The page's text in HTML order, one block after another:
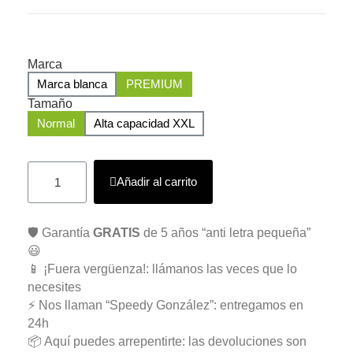
Marca
Marca blanca
PREMIUM
Tamaño
Normal
Alta capacidad XXL
Añadir al carrito
🛡️ Garantía GRATIS de 5 años “anti letra pequeña”
😃
📱 ¡Fuera vergüenza!: llámanos las veces que lo
necesites
⚡ Nos llaman “Speedy González”: entregamos en
24h
📦 Aquí puedes arrepentirte: las devoluciones son